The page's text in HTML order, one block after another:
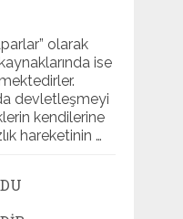
olarak
ise
devletleşmeyi
kendilerine
hareketinin …